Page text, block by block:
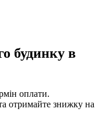
будинку в
оплати.
отримайте знижку на